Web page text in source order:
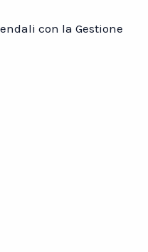
con la Gestione